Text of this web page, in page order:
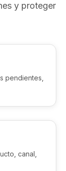
y proteger
pendientes,
canal,